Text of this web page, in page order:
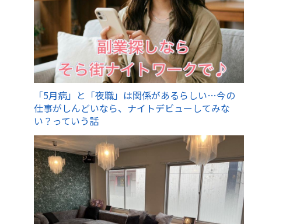
「5月病」と「夜職」は関係があるらしい…今の
仕事がしんどいなら、ナイトデビューしてみな
い？っていう話